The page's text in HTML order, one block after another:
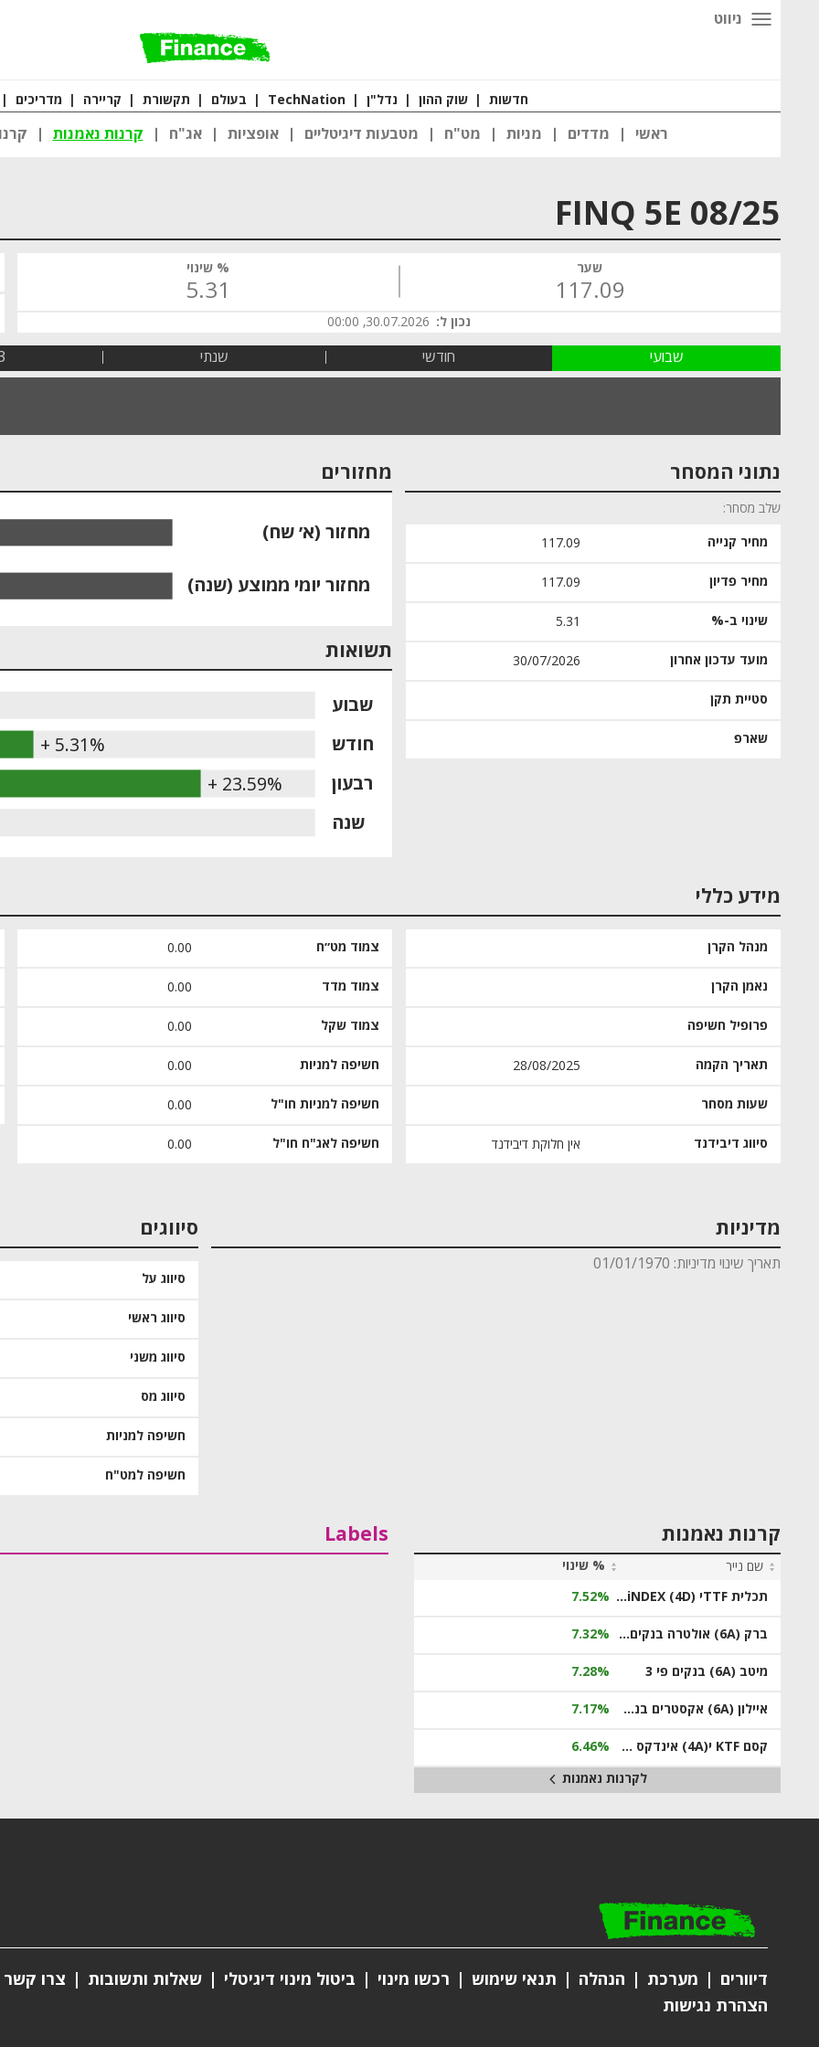
ניווט
חדשות שוק ההון נדל"ן TechNation בעולם תקשורת קריירה מדריכים
ראשי מדדים מניות מט"ח מטבעות דיגיטליים אופציות אג"ח קרנות נאמנות
FINQ 5E 08/25
שער
117.09
% שינוי
5.31
נכון ל: 30.07.2026, 00:00
שבועי חודשי שנתי 3
נתוני המסחר
שלב מסחר
מחיר קנייה 117.09
מחיר פדיון 117.09
שינוי ב-% 5.31
מועד עדכון אחרון 30/07/2026
סטיית תקן
שארפ
מחזורים
מחזור יומי ממוצע (שנה)
מחזור (א׳ שח)
תשואות
+ 5.31%
+ 23.59%
שנה
רבעון
חודש
שבוע
מידע כללי
מנהל הקרן
נאמן הקרן
פרופיל חשיפה
תאריך הקמה 28/08/2025
שעות מסחר
סיווג דיבידנד אין חלוקת דיבידנד
צמוד מט״ח 0.00
צמוד מדד 0.00
צמוד שקל 0.00
חשיפה למניות 0.00
חשיפה למניות חו"ל 0.00
חשיפה לאג"ח חו"ל 0.00
מדיניות
תאריך שינוי מדיניות: 01/01/1970
סיווגים
סיווג על
סיווג ראשי
סיווג משני
סיווג מס
חשיפה למניות
חשיפה למט"ח
קרנות נאמנות
שם נייר
% שינוי
תכלית TTFי (4D) ‏Quantum Computing Ecosystem iNDEX 7.52%
ברק (6A) אולטרה בנקים פי 3 7.32%
מיטב (6A) בנקים פי 3 7.28%
איילון (6A) אקסטרים בנקים פי 3 7.17%
קסם KTF י(4A) אינדקס מחשוב ענן ארה"ב מנוטרלת מט"ח
6.46%
לקרנות נאמנות
Labels
דיוורים מערכת הנהלה תנאי שימוש רכשו מינוי ביטול מינוי דיגיטלי שאלות ותשובות צרו קשר
הצהרת נגישות